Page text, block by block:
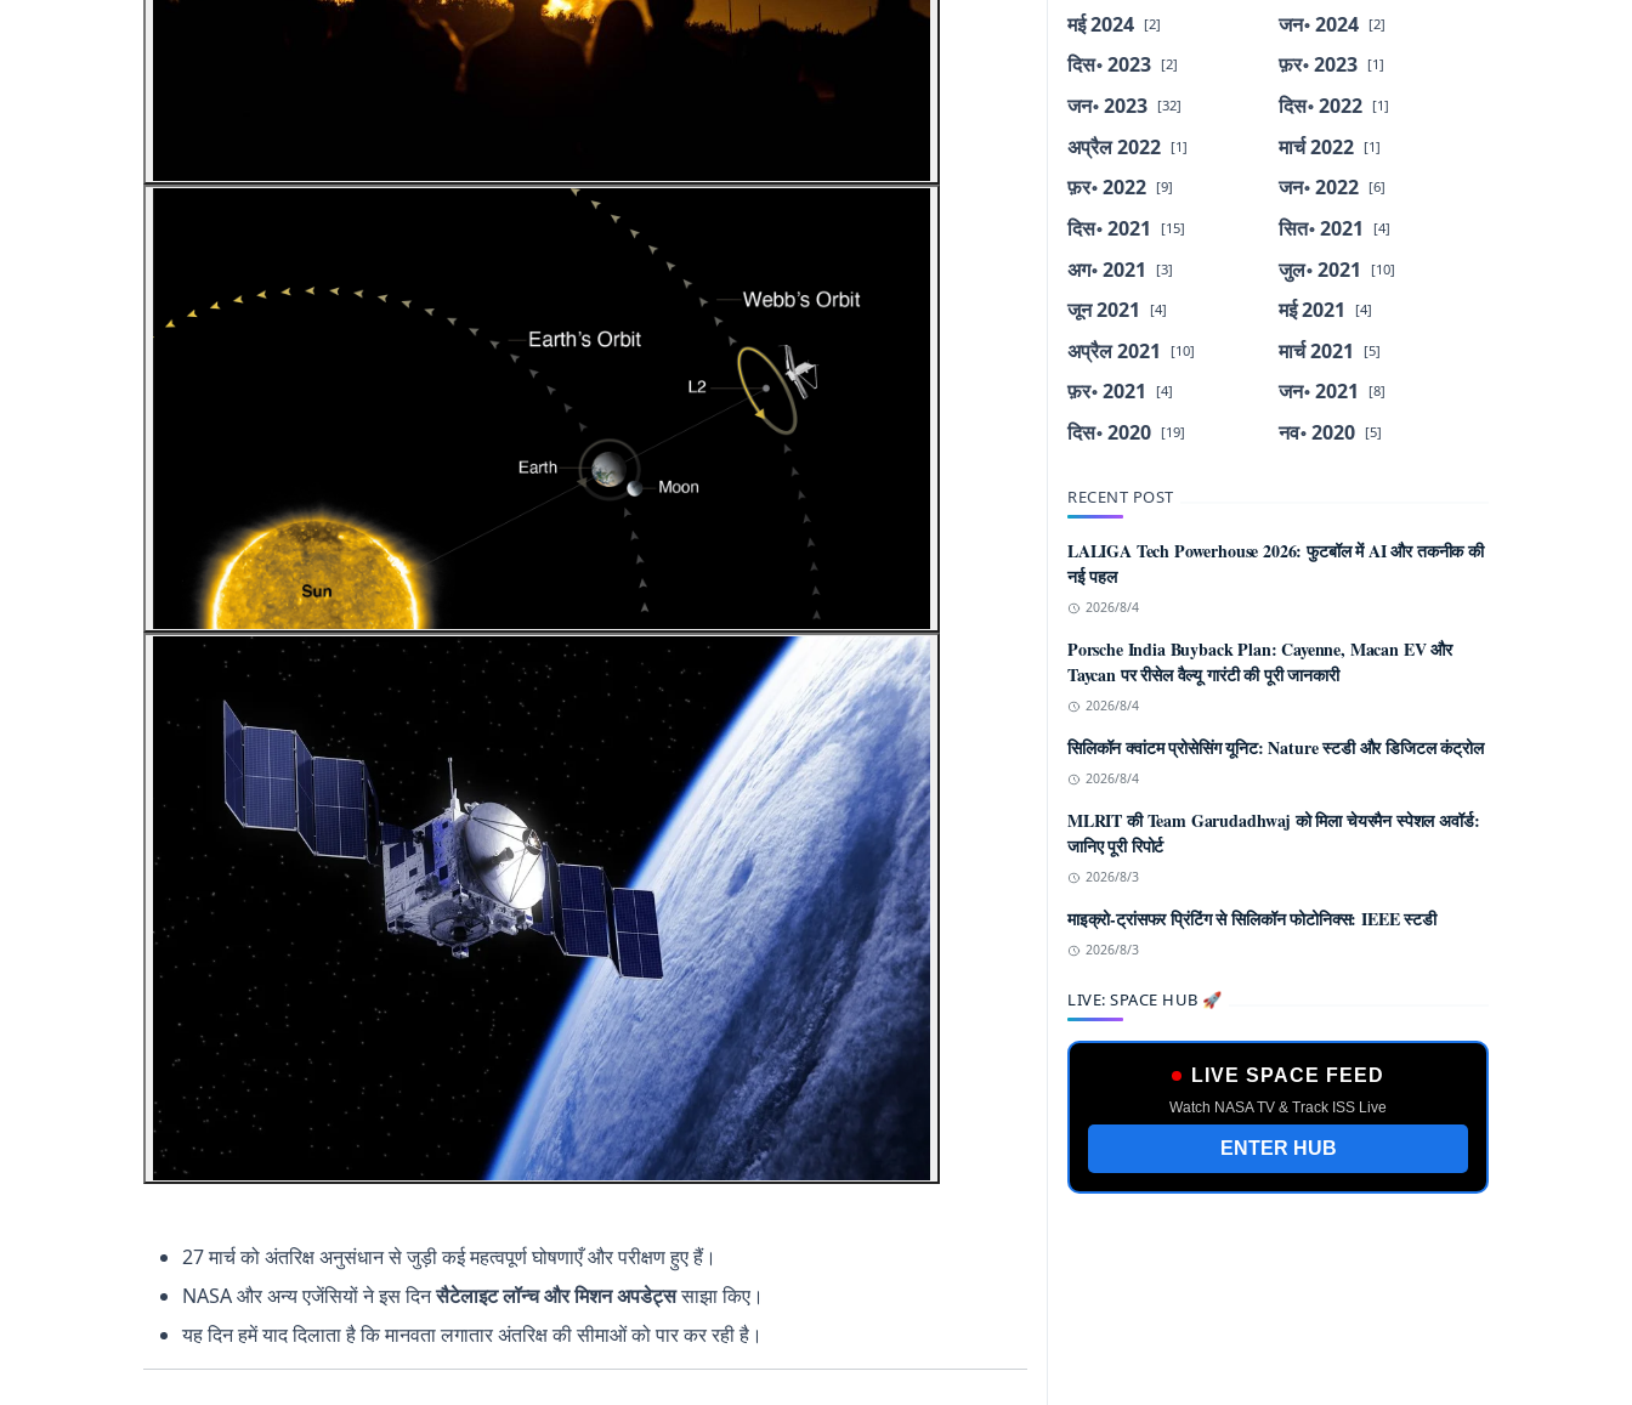
27 मार्च को अंतरिक्ष अनुसंधान से जुड़ी कई महत्वपूर्ण घोषणाएँ और परीक्षण हुए हैं।
NASA और अन्य एजेंसियों ने इस दिनसैटेलाइट लॉन्च और मिशन अपडेट्ससाझा किए।
यह दिन हमें याद दिलाता है कि मानवता लगातार अंतरिक्ष की सीमाओं को पार कर रही है।
मई 2024 [2] जन॰ 2024 [2]
दिस॰ 2023 [2] फ़र॰ 2023 [1]
जन॰ 2023 [32] दिस॰ 2022 [1]
अप्रैल 2022 [1] मार्च 2022 [1]
फ़र॰ 2022 [9] जन॰ 2022 [6]
दिस॰ 2021 [15] सित॰ 2021 [4]
अग॰ 2021 [3] जुल॰ 2021 [10]
जून 2021 [4] मई 2021 [4]
अप्रैल 2021 [10] मार्च 2021 [5]
फ़र॰ 2021 [4] जन॰ 2021 [8]
दिस॰ 2020 [19] नव॰ 2020 [5]
RECENT POST
LALIGA Tech Powerhouse 2026: फुटबॉल में AI और तकनीक की
नई पहल
2026/8/4
Porsche India Buyback Plan: Cayenne, Macan EV और
Taycan पर रीसेल वैल्यू गारंटी की पूरी जानकारी
2026/8/4
सिलिकॉन क्वांटम प्रोसेसिंग यूनिट: Nature स्टडी और डिजिटल कंट्रोल
2026/8/4
MLRIT की Team Garudadhwaj को मिला चेयरमैन स्पेशल अवॉर्ड:
जानिए पूरी रिपोर्ट
2026/8/3
माइक्रो-ट्रांसफर प्रिंटिंग से सिलिकॉन फोटोनिक्स: IEEE स्टडी
2026/8/3
LIVE: SPACE HUB 🚀
LIVE SPACE FEED
Watch NASA TV & Track ISS Live
ENTER HUB